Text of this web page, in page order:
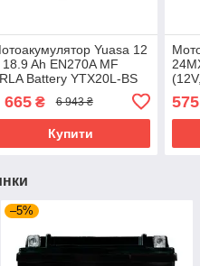
Yuasa 12
18.9 Ah EN270A MF
Battery YTX20L-BS
665₴ 6 943 ₴
Купити
575
–5%